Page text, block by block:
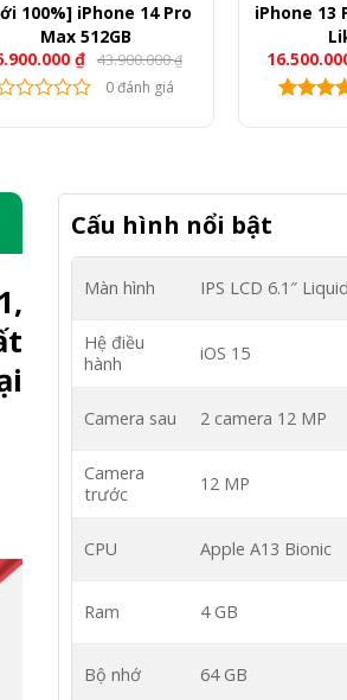
100%] iPhone 14 Pro
Max 512GB
₫ 43.900.000₫
0 đánh giá
iPhone 13
Cấu hình nổi bật
Màn hình IPS LCD 6.1″
Hệ điều
hành
iOS 15
Camera sau 2 camera 12 MP
Camera
trước
12 MP
CPU Apple A13 Bionic
Ram 4 GB
Bộ nhớ 64 GB